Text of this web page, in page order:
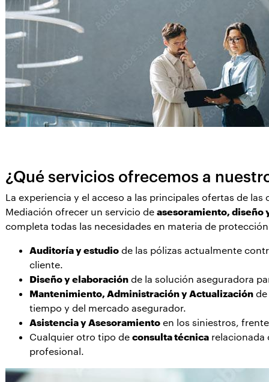
¿Qué servicios ofrecemos a
La experiencia y el acceso a las principales ofertas de
Mediación ofrecer un servicio de asesoramiento, diseño
completa todas las necesidades en materia de
Auditoría y estudiode las pólizas actualmente
cliente.
Diseño y elaboraciónde la solución aseguradora
Mantenimiento, Administración y Actualizaciónde
tiempo y del mercado asegurador.
Asistencia y Asesoramientoen los siniestros,
Cualquier otro tipo de consulta técnicarelacionada
profesional.